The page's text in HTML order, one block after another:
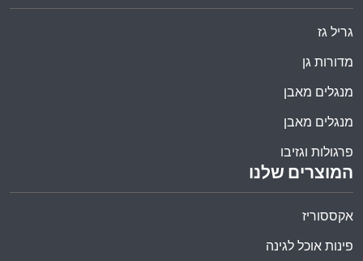
המוצרים שלנו
אקססוריז
פינות אוכל לגינה
גריל גז
מדורות גן
מנגלים מאבן
מנגלים מאבן
פרגולות וגזיבו